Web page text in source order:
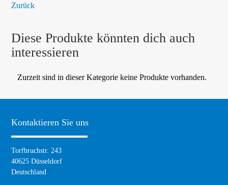
Zurück
Diese Produkte könnten dich auch
interessieren
Zurzeit sind in dieser Kategorie keine Produkte vorhanden.
Kontaktieren Sie uns
Torfbruchstr. 243
40625 Düsseldorf
Deutschland